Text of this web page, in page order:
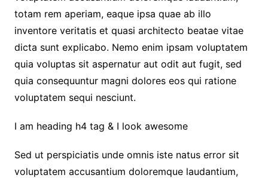
totam rem aperiam, eaque ipsa quae ab illo
inventore veritatis et quasi architecto beatae vitae
dicta sunt explicabo. Nemo enim ipsam voluptatem
quia voluptas sit aspernatur aut odit aut fugit, sed
quia consequuntur magni dolores eos qui ratione
voluptatem sequi nesciunt.
I am heading h4 tag & I look awesome
Sed ut perspiciatis unde omnis iste natus error sit
voluptatem accusantium doloremque laudantium,